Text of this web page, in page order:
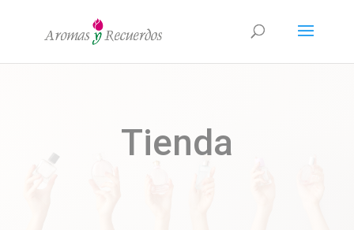
Tienda